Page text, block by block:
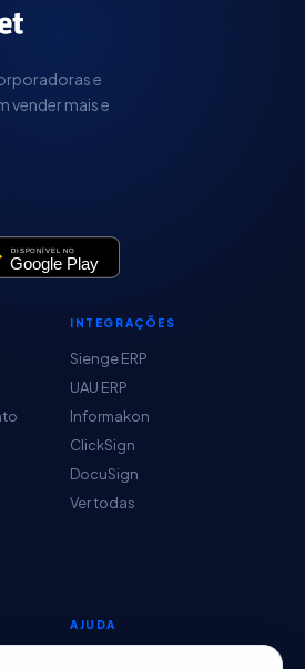
e
vender mais e
INTEGRAÇÕES
Sienge ERP
UAU ERP
Informakon
ClickSign
DocuSign
Ver todas
AJUDA